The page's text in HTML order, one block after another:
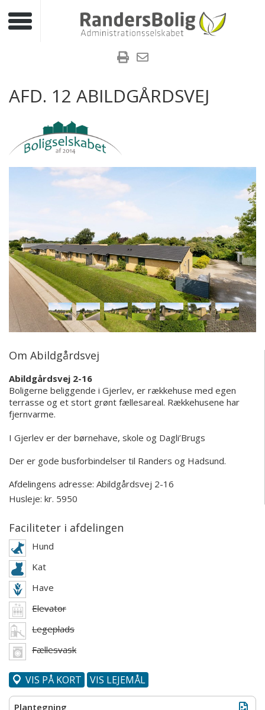
Toggle navigation
AFD. 12 ABILDGÅRDSVEJ
Om Abildgårdsvej
Abildgårdsvej 2-16
Boligerne beliggende i Gjerlev, er rækkehuse med egen
terrasse og et stort grønt fællesareal. Rækkehusene har
fjernvarme.
I Gjerlev er der børnehave, skole og Dagli’Brugs
Der er gode busforbindelser til Randers og Hadsund.
Afdelingens adresse: Abildgårdsvej 2-16
Husleje: kr. 5950
Faciliteter i afdelingen
Hund
Kat
Have
Elevator
Legeplads
Fællesvask
VIS PÅ KORT VIS LEJEMÅL